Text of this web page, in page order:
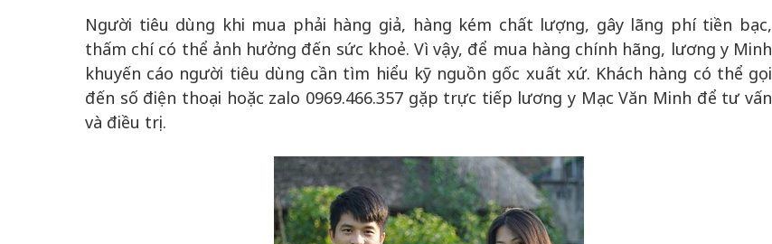
Người tiêu dùng khi mua phải hàng giả, hàng kém chất lượng, gây lãng phí tiền bạc,
thấm chí có thể ảnh hưởng đến sức khoẻ. Vì vậy, để mua hàng chính hãng, lương y Minh
khuyến cáo người tiêu dùng cần tìm hiểu kỹ nguồn gốc xuất xứ. Khách hàng có thể gọi
đến số điện thoại hoặc zalo 0969.466.357 gặp trực tiếp lương y Mạc Văn Minh để tư vấn
và điều trị.